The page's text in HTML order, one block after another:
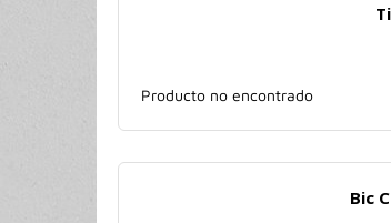
Producto no encontrado
Bic